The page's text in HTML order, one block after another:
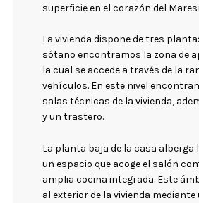
superficie en el corazón del
La vivienda dispone de tres
sótano encontramos la zona de
la cual se accede a través de la
vehículos. En este nivel
salas técnicas de la vivienda,
y un trastero.
La planta baja de la casa alberga
un espacio que acoge el salón
amplia cocina integrada. Este
al exterior de la vivienda